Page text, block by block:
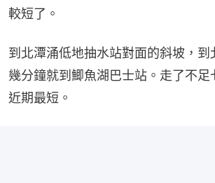
較短了。
到北潭涌低地抽水站對面的斜坡，到
幾分鐘就到鯽魚湖巴士站。走了不足
近期最短。